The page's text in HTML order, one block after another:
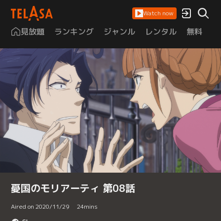
Watch now
見放題 ランキング ジャンル レンタル 無料
憂国のモリアーティ 第08話
Aired on 2020/11/29 24mins